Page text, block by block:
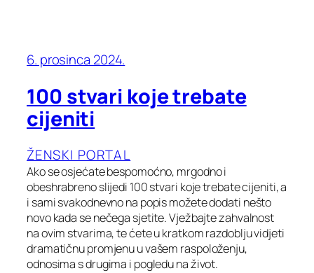
6. prosinca 2024.
100 stvari koje trebate
cijeniti
ŽENSKI PORTAL
Ako se osjećate bespomoćno, mrgodno i
obeshrabreno slijedi 100 stvari koje trebate cijeniti, a
i sami svakodnevno na popis možete dodati nešto
novo kada se nečega sjetite. Vježbajte zahvalnost
na ovim stvarima, te ćete u kratkom razdoblju vidjeti
dramatičnu promjenu u vašem raspoloženju,
odnosima s drugima i pogledu na život.